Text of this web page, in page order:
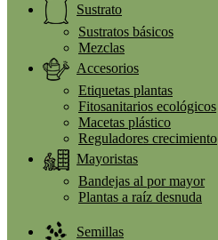
Sustrato
Sustratos básicos
Mezclas
Accesorios
Etiquetas plantas
Fitosanitarios ecológicos
Macetas plástico
Reguladores crecimiento
Mayoristas
Bandejas al por mayor
Plantas a raíz desnuda
Semillas